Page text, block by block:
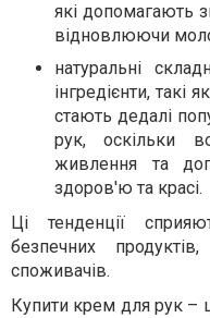
які допомагають
відновлюючи
натуральні
інгредієнти, такі
стають дедалі
рук, оскільки
живлення та
здоров'ю та красі.
Ці тенденції
безпечних
споживачів.
Купити крем для рук –